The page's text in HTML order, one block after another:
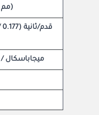
0.177 (4.5 مم)
25 ميجاباسكال / 250 بار